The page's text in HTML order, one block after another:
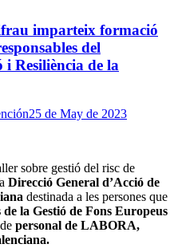
imparteix formació
del
i Resiliència de la
25 de May de 2023
sobre gestió del risc de
Direcció General d’Acció de
destinada a les persones que
la Gestió de Fons Europeus
personal de LABORA,